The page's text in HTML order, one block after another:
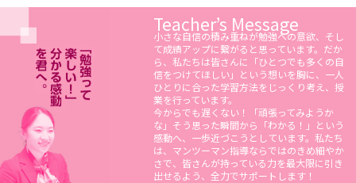
かったので、めちゃくちゃうれしかったです。
ありがとうございました。
Teacher’s Message
小さな自信の積み重ねが勉強への意欲、そし
て成績アップに繋がると思っています。だか
ら、私たちは皆さんに「ひとつでも多くの自
信をつけてほしい」という想いを胸に、一人
ひとりに合った学習方法をじっくり考え、授
業を行っています。
今からでも遅くない！「頑張ってみようか
な」そう思った瞬間から「わかる！」という
感動へ、一歩近づこうとしています。私たち
は、マンツーマン指導ならではのきめ細やか
さで、皆さんが持っている力を最大限に引き
出せるよう、全力でサポートします！